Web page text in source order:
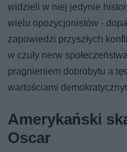
widzieli w niej jedynie
wielu opozycjonistów -
zapowiedzi przyszłych
w czuły nerw
pragnieniem dobrobytu a
wartościami
Amerykański
Oscar